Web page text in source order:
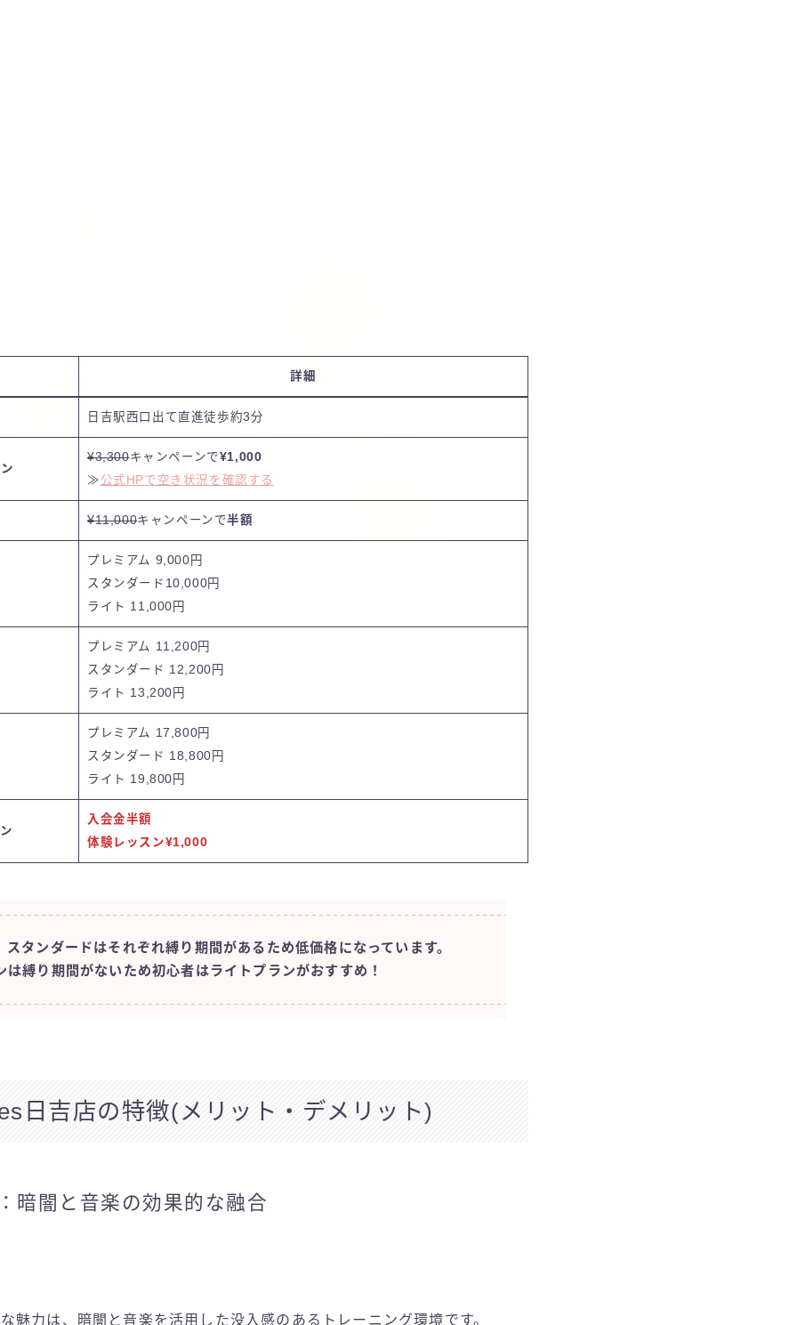
詳細
日吉駅西口出て直進徒歩約3分
¥3,300キャンペーンで¥1,000
≫ 公式HPで空き状況を確認する
¥11,000キャンペーンで半額
プレミアム 9,000円
スタンダード10,000円
ライト 11,000円
プレミアム 11,200円
スタンダード 12,200円
ライト 13,200円
プレミアム 17,800円
スタンダード 18,800円
ライト 19,800円
入会金半額
体験レッスン¥1,000
スタンダードはそれぞれ縛り期間があるため低価格になっています。
は縛り期間がないため初心者はライトプランがおすすめ！
日吉店の特徴(メリット・デメリット)
暗闇と音楽の効果的な融合
魅力は、暗闇と音楽を活用した没入感のあるトレーニング環境です。